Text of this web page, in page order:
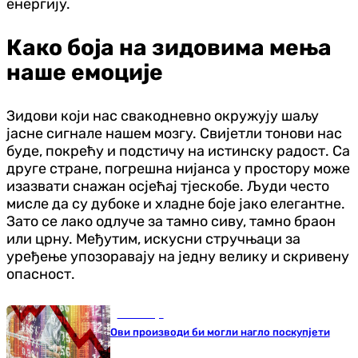
енергију.
Како боја на зидовима мења
наше емоције
Зидови који нас свакодневно окружују шаљу
јасне сигнале нашем мозгу. Свијетли тонови нас
буде, покрећу и подстичу на истинску радост. Са
друге стране, погрешна нијанса у простору може
изазвати снажан осјећај тјескобе. Људи често
мисле да су дубоке и хладне боје јако елегантне.
Зато се лако одлуче за тамно сиву, тамно браон
или црну. Међутим, искусни стручњаци за
уређење упозоравају на једну велику и скривену
опасност.
Ови производи би могли нагло поскупјети